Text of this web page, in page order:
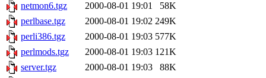
netmon6.tgz
2000-08-01 19:01
58K
perlbase.tgz
2000-08-01 19:02 249K
perli386.tgz
2000-08-01 19:03 577K
perlmods.tgz
2000-08-01 19:03 121K
server.tgz
2000-08-01 19:03
88K